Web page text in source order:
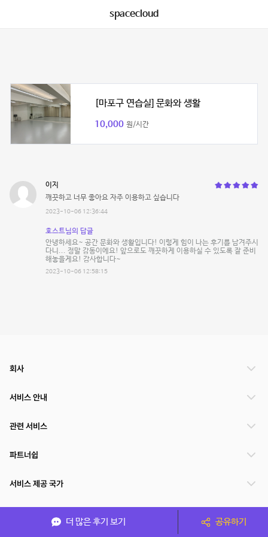
spacecloud
[마포구 연습실] 문화와 생활
10,000 원/시간
이지
깨끗하고 너무 좋아요 자주 이용하고 싶습니다
2023-10-06 12:36:44
호스트님의 답글
안녕하세요~ 공간 문화와 생활입니다! 이렇게 힘이 나는 후기를 남겨주시
다니... 정말 감동이에요! 앞으로도 깨끗하게 이용하실 수 있도록 잘 준비
해놓을게요! 감사합니다~
2023-10-06 12:58:15
더 많은 후기 보기 공유하기
회사
서비스 안내
관련 서비스
파트너쉽
서비스 제공 국가
(주)NSPACE 사업자정보